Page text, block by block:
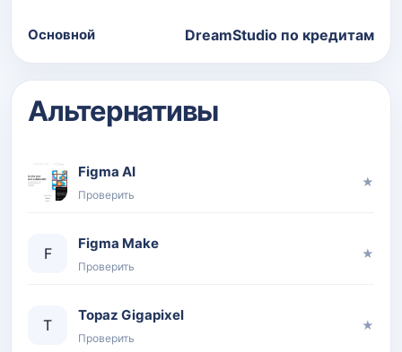
Основной DreamStudio по кредитам
Альтернативы
Figma AI
Проверить
★
F
Figma Make
Проверить
★
T
Topaz Gigapixel
Проверить
★